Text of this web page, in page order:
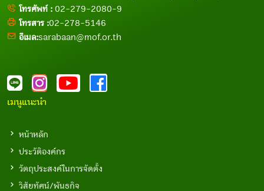
โทรศัพท์ : 02-279-2080-9
โทรสาร :02-278-5146
อีเมล:sarabaan@mof.or.th
เมนูแนะนำ
หน้าหลัก
ประวัติองค์กร
วัตถุประสงค์ในการจัดตั้ง
วิสัยทัศน์/พันธกิจ